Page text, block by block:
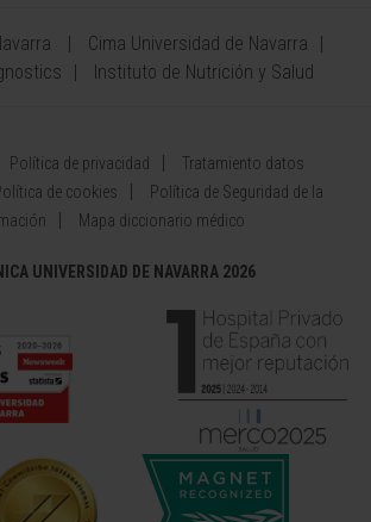
Cima Universidad de Navarra
Instituto de Nutrición y Salud
Política de privacidad
Tratamiento datos
de cookies
Política de Seguridad de la
Mapa diccionario médico
UNIVERSIDAD DE NAVARRA 2026